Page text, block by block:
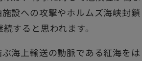
設への攻撃やホルムズ海峡封鎖
すると思われます。
海上輸送の動脈である紅海をは